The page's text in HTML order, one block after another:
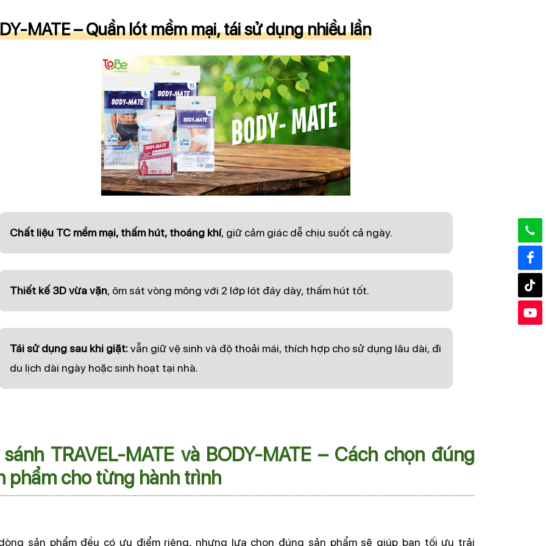
MATE – Quần lót mềm mại, tái sử dụng nhiều lần
Chất liệu TC mềm mại, thấm hút, thoáng khí, giữ cảm giác dễ chịu suốt cả ngày.
Thiết kế 3D vừa vặn, ôm sát vòng mông với 2 lớp lót đáy dày, thấm hút tốt.
Tái sử dụng sau khi giặt:vẫn giữ vệ sinh và độ thoải mái, thích hợp cho sử dụng lâu dài, đi
du lịch dài ngày hoặc sinh hoạt tại nhà.
TRAVEL-MATE và BODY-MATE – Cách chọn đúng
phẩm cho từng hành trình
sản phẩm đều có ưu điểm riêng, nhưng lựa chọn đúng sản phẩm sẽ giúp bạn tối ưu trải